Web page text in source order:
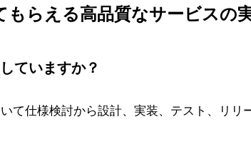
らえる高品質なサービスの
ていますか？
て仕様検討から設計、実装、テスト、リリ